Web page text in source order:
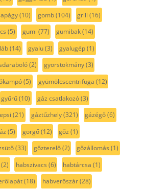
(10) gomb(104) grill (16)
(5) gumi (77) gumibak(14)
(14) gyalu(3) gyalugép(1)
(2) gyorstokmány(3)
(5) gyümölcscentrifuga (12)
gyűrű(10) gáz csatlakozó(3)
(21) gáztűzhely(321) gázégő(6)
(5) görgő(12) gőz (1)
(33) gőzterelő(2) gőzállomás (1)
(2) habszivacs (6) habtárcsa (1)
(18) habverőszár(28)